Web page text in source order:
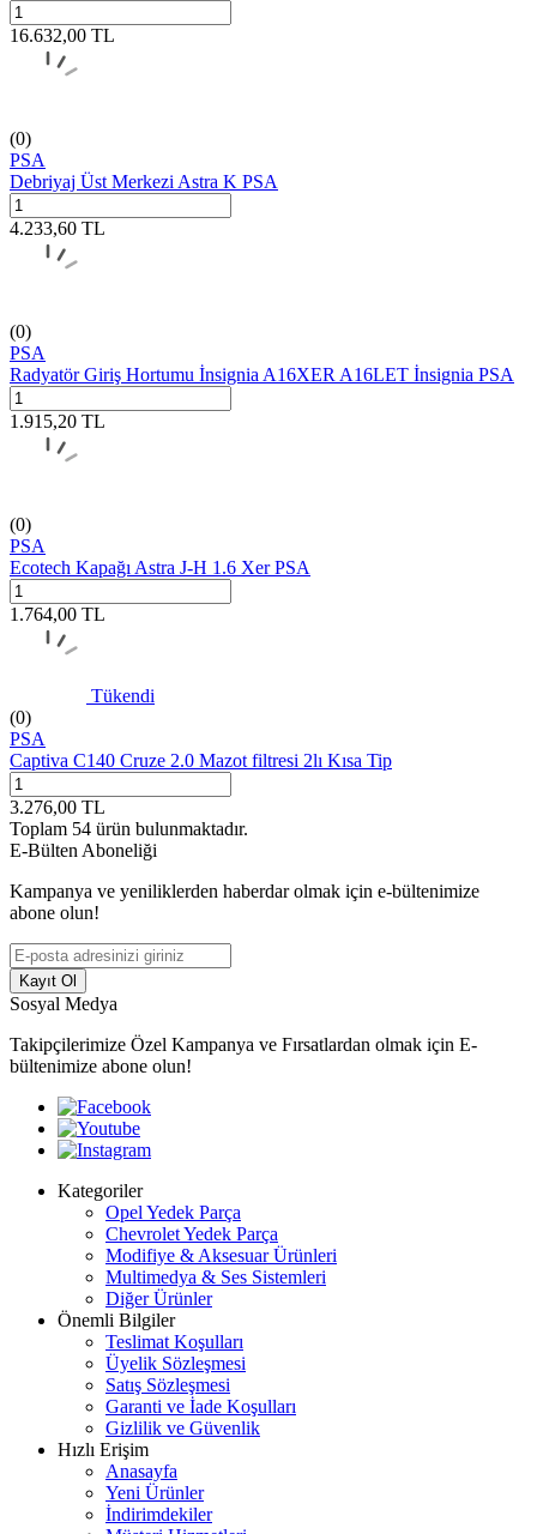
16.632,00 TL
(0)
PSA
Debriyaj Üst Merkezi Astra K PSA
4.233,60 TL
(0)
PSA
Radyatör Giriş Hortumu İnsignia A16XER A16LET İnsignia PSA
1.915,20 TL
(0)
PSA
Ecotech Kapağı Astra J-H 1.6 Xer PSA
1.764,00 TL
Tükendi
(0)
PSA
Captiva C140 Cruze 2.0 Mazot filtresi 2lı Kısa Tip
3.276,00 TL
Toplam 54 ürün bulunmaktadır.
E-Bülten Aboneliği
Kampanya ve yeniliklerden haberdar olmak için e-bültenimize
abone olun!
Kayıt Ol
Sosyal Medya
Takipçilerimize Özel Kampanya ve Fırsatlardan olmak için E-
bültenimize abone olun!
Kategoriler
Opel Yedek Parça
Chevrolet Yedek Parça
Modifiye & Aksesuar Ürünleri
Multimedya & Ses Sistemleri
Diğer Ürünler
Önemli Bilgiler
Teslimat Koşulları
Üyelik Sözleşmesi
Satış Sözleşmesi
Garanti ve İade Koşulları
Gizlilik ve Güvenlik
Hızlı Erişim
Anasayfa
Yeni Ürünler
İndirimdekiler